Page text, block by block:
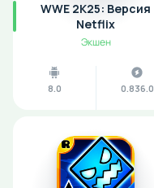
WWE 2K25: Версия
Netflix
Экшен
8.0 0.836.0